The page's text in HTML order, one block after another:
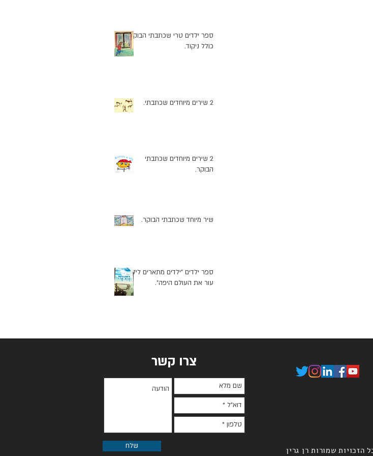
ספר ילדים טרי שכתבתי הבוקר
כולל ניקוד.
2 שירים מיוחדים שכתבתי.
2 שירים מיוחדים שכתבתי
הבוקר.
שיר מיוחד שכתבתי הבוקר.
ספר ילדים "ילדים מתארים לילד
עור את העולם היפה".
צרו קשר
שלח